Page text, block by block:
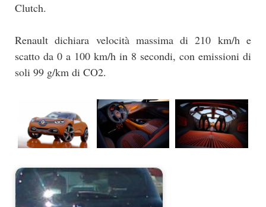
Clutch.
Renault dichiara velocità massima di 210 km/h e
scatto da 0 a 100 km/h in 8 secondi, con emissioni di
soli 99 g/km di CO2.